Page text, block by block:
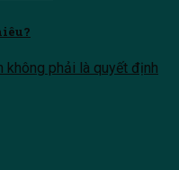
không phải là quyết định